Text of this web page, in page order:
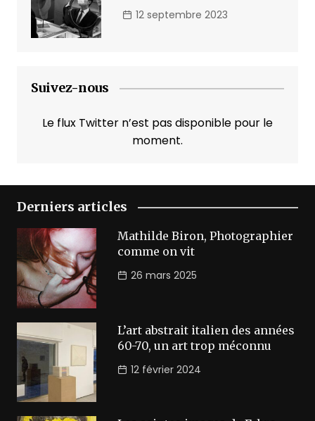
12 septembre 2023
Suivez-nous
Le flux Twitter n’est pas disponible pour le
moment.
Derniers articles
Mathilde Biron, Photographier
comme on vit
26 mars 2025
L’art abstrait italien des années
60-70, un art trop méconnu
12 février 2024